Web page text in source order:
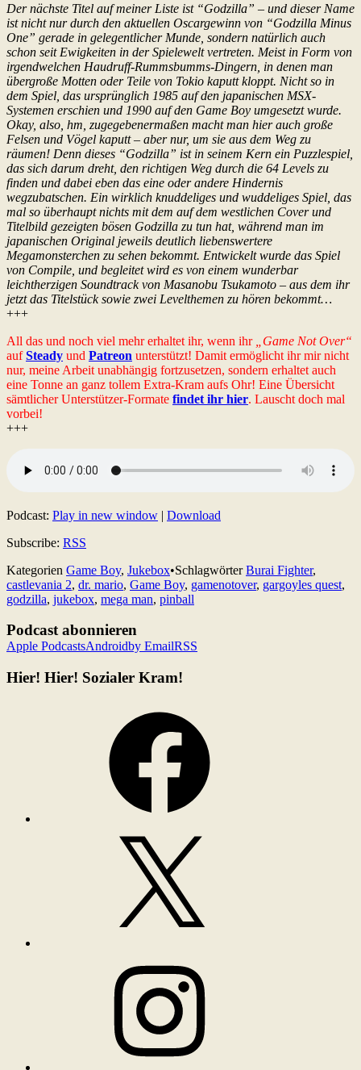
Der nächste Titel auf meiner Liste ist “Godzilla” – und dieser Name
ist nicht nur durch den aktuellen Oscargewinn von “Godzilla Minus
One” gerade in gelegentlicher Munde, sondern natürlich auch
schon seit Ewigkeiten in der Spielewelt vertreten. Meist in Form von
irgendwelchen Haudruff-Rummsbumms-Dingern, in denen man
übergroße Motten oder Teile von Tokio kaputt kloppt. Nicht so in
dem Spiel, das ursprünglich 1985 auf den japanischen MSX-
Systemen erschien und 1990 auf den Game Boy umgesetzt wurde.
Okay, also, hm, zugegebenermaßen macht man hier auch große
Felsen und Vögel kaputt – aber nur, um sie aus dem Weg zu
räumen! Denn dieses “Godzilla” ist in seinem Kern ein Puzzlespiel,
das sich darum dreht, den richtigen Weg durch die 64 Levels zu
finden und dabei eben das eine oder andere Hindernis
wegzubatschen. Ein wirklich knuddeliges und wuddeliges Spiel, das
mal so überhaupt nichts mit dem auf dem westlichen Cover und
Titelbild gezeigten bösen Godzilla zu tun hat, während man im
japanischen Original jeweils deutlich liebenswertere
Megamonsterchen zu sehen bekommt. Entwickelt wurde das Spiel
von Compile, und begleitet wird es von einem wunderbar
leichtherzigen Soundtrack von Masanobu Tsukamoto – aus dem ihr
jetzt das Titelstück sowie zwei Levelthemen zu hören bekommt…
+++
All das und noch viel mehr erhaltet ihr, wenn ihr
„Game Not Over“
aufSteady und Patreon unterstützt! Damit ermöglicht ihr mir nicht
nur, meine Arbeit unabhängig fortzusetzen, sondern erhaltet auch
eine Tonne an ganz tollem Extra-Kram aufs Ohr! Eine Übersicht
sämtlicher Unterstützer-Formate findet ihr hier. Lauscht doch mal
vorbei!
+++
Podcast: Play in new window | Download
Subscribe: RSS
Kategorien Game Boy, Jukebox•SchlagwörterBurai Fighter,
castlevania 2, dr. mario, Game Boy, gamenotover, gargoyles quest,
godzilla, jukebox, mega man, pinball
Podcast abonnieren
Apple PodcastsAndroidby EmailRSS
Hier! Hier! Sozialer Kram!